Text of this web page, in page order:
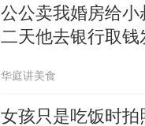
公公卖我婚房给
二天他去银行取钱
华庭讲美食
女孩只是吃饭时